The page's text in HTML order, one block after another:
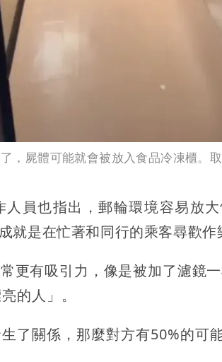
，屍體可能就會被放入食品冷凍櫃。
員也指出，郵輪環境容易放
就是在忙著和同行的乘客尋歡作
更有吸引力，像是被加了濾鏡
的人」。
了關係，那麼對方有50%的可